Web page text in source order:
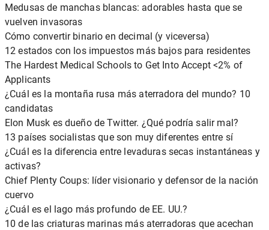
Medusas de manchas blancas: adorables hasta que se
vuelven invasoras
Cómo convertir binario en decimal (y viceversa)
12 estados con los impuestos más bajos para residentes
The Hardest Medical Schools to Get Into Accept <2% of
Applicants
¿Cuál es la montaña rusa más aterradora del mundo? 10
candidatas
Elon Musk es dueño de Twitter. ¿Qué podría salir mal?
13 países socialistas que son muy diferentes entre sí
¿Cuál es la diferencia entre levaduras secas instantáneas y
activas?
Chief Plenty Coups: líder visionario y defensor de la nación
cuervo
¿Cuál es el lago más profundo de EE. UU.?
10 de las criaturas marinas más aterradoras que acechan